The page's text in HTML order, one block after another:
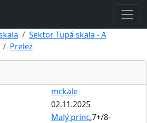
Sektor Tupá skala - A
Prelez
mckale
02.11.2025
Malý princ,7+/8-